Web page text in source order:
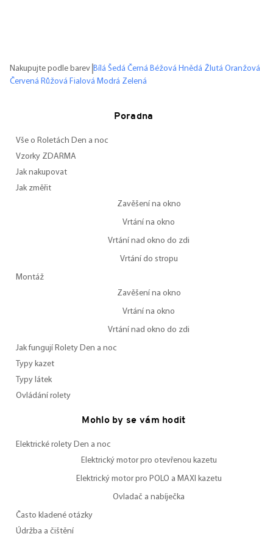
Nakupujte podle barev Bílá Šedá Černá Béžová Hnědá Žlutá Oranžová
Červená Růžová Fialová Modrá Zelená
Poradna
Vše o Roletách Den a noc
Vzorky ZDARMA
Jak nakupovat
Jak změřit
Zavěšení na okno
Vrtání na okno
Vrtání nad okno do zdi
Vrtání do stropu
Montáž
Zavěšení na okno
Vrtání na okno
Vrtání nad okno do zdi
Jak fungují Rolety Den a noc
Typy kazet
Typy látek
Ovládání rolety
Mohlo by se vám hodit
Elektrické rolety Den a noc
Elektrický motor pro otevřenou kazetu
Elektrický motor pro POLO a MAXI kazetu
Ovladač a nabíječka
Často kladené otázky
Údržba a čištění